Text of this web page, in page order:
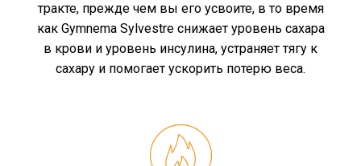
тракте, прежде чем вы его усвоите, в то время
как Gymnema Sylvestre снижает уровень сахара
в крови и уровень инсулина, устраняет тягу к
сахару и помогает ускорить потерю веса.